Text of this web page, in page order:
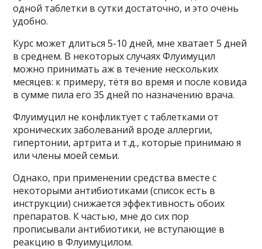
одной таблетки в сутки достаточно, и это очень
удобно.
Курс может длиться 5-10 дней, мне хватает 5 дней
в среднем. В некоторых случаях Флуимуцил
можно принимать аж в течение нескольких
месяцев: к примеру, тётя во время и после ковида
в сумме пила его 35 дней по назначению врача.
Флуимуцил не конфликтует с таблетками от
хронических заболеваний вроде аллергии,
гипертонии, артрита и т.д., которые принимаю я
или члены моей семьи.
Однако, при применении средства вместе с
некоторыми антибиотиками (список есть в
инструкции) снижается эффективность обоих
препаратов. К частью, мне до сих пор
прописывали антибиотики, не вступающие в
реакцию в Флуимуцилом.